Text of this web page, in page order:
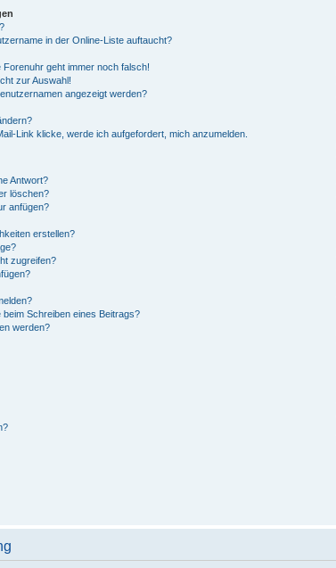
in der Online-Liste auftaucht?
geht immer noch falsch!
zur Auswahl!
angezeigt werden?
Link klicke, werde ich aufgefordert, mich anzumelden.
Antwort?
löschen?
anfügen?
erstellen?
zugreifen?
beim Schreiben eines Beitrags?
werden?